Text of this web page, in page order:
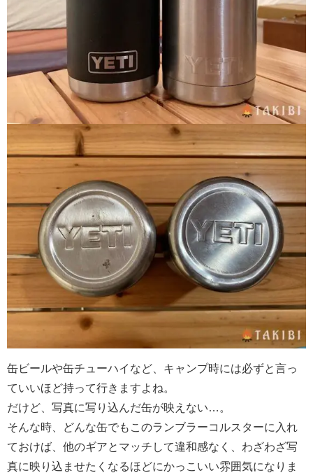
缶ビールや缶チューハイなど、キャンプ時には必ずと言っ
ていいほど持って行きますよね。
だけど、写真に写り込んだ缶が映えない…。
そんな時、どんな缶でもこのランブラーコルスターに入れ
ておけば、他のギアとマッチして違和感なく、わざわざ写
真に映り込ませたくなるほどにかっこいい雰囲気になりま